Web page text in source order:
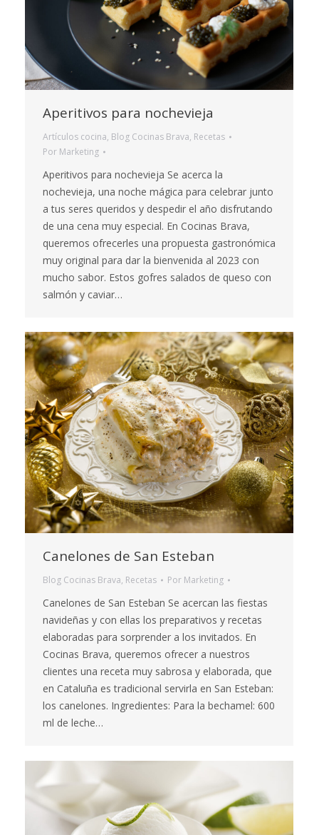
Aperitivos para nochevieja
Artículos cocina, Blog Cocinas Brava, Recetas
Por Marketing
Aperitivos para nochevieja Se acerca la
nochevieja, una noche mágica para celebrar junto
a tus seres queridos y despedir el año disfrutando
de una cena muy especial. En Cocinas Brava,
queremos ofrecerles una propuesta gastronómica
muy original para dar la bienvenida al 2023 con
mucho sabor. Estos gofres salados de queso con
salmón y caviar…
Canelones de San Esteban
Blog Cocinas Brava, Recetas Por Marketing
Canelones de San Esteban Se acercan las fiestas
navideñas y con ellas los preparativos y recetas
elaboradas para sorprender a los invitados. En
Cocinas Brava, queremos ofrecer a nuestros
clientes una receta muy sabrosa y elaborada, que
en Cataluña es tradicional servirla en San Esteban:
los canelones. Ingredientes: Para la bechamel: 600
ml de leche…